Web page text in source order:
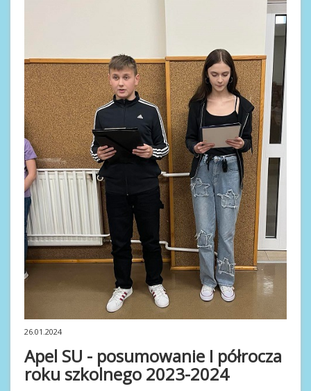
26.01.2024
Apel SU - posumowanie I półrocza
roku szkolnego 2023-2024